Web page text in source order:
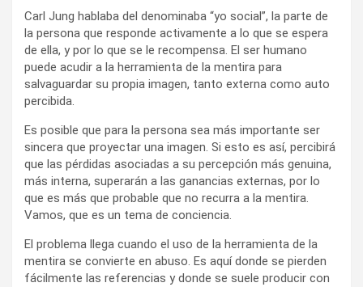
Carl Jung hablaba del denominaba “yo social”, la parte de
la persona que responde activamente a lo que se espera
de ella, y por lo que se le recompensa. El ser humano
puede acudir a la herramienta de la mentira para
salvaguardar su propia imagen, tanto externa como auto
percibida.
Es posible que para la persona sea más importante ser
sincera que proyectar una imagen. Si esto es así, percibirá
que las pérdidas asociadas a su percepción más genuina,
más interna, superarán a las ganancias externas, por lo
que es más que probable que no recurra a la mentira.
Vamos, que es un tema de conciencia.
El problema llega cuando el uso de la herramienta de la
mentira se convierte en abuso. Es aquí donde se pierden
fácilmente las referencias y donde se suele producir con